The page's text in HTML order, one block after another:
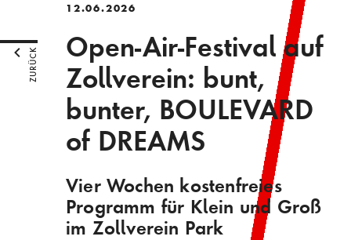
12.06.2026
Open-Air-Festival auf
Zollverein: bunt,
bunter, BOULEVARD
of DREAMS
Vier Wochen kostenfreies
Programm für Klein und Groß
im Zollverein Park
ZURÜCK